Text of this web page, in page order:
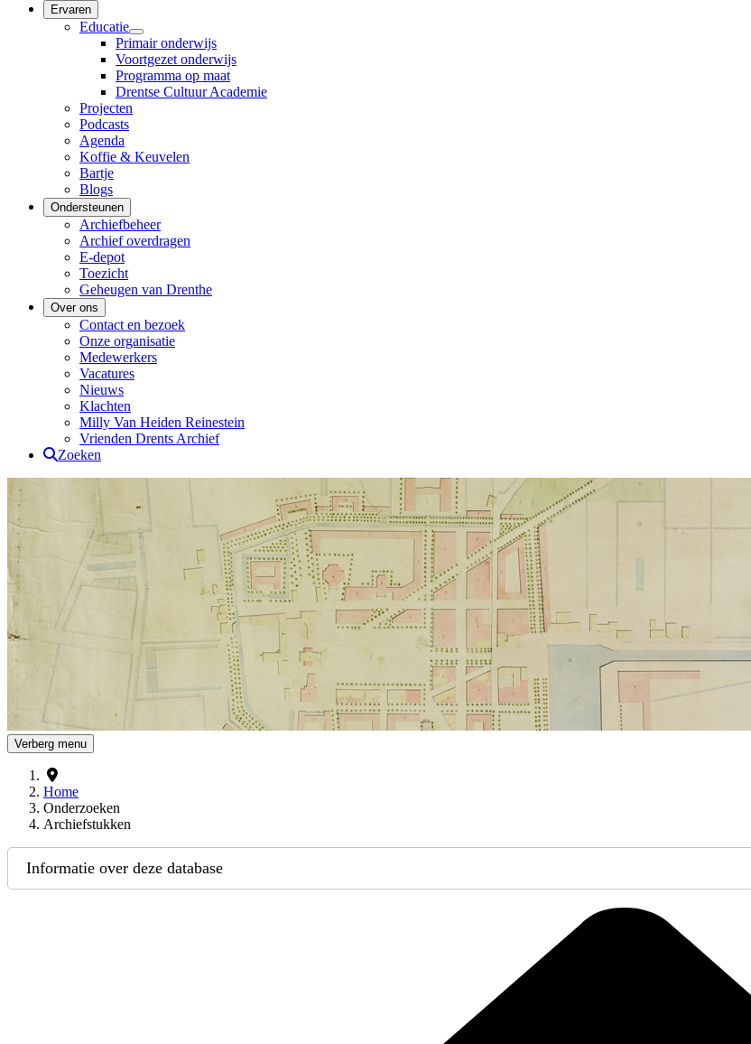
Ervaren
Educatie
Primair onderwijs
Voortgezet onderwijs
Programma op maat
Drentse Cultuur Academie
Projecten
Podcasts
Agenda
Koffie & Keuvelen
Bartje
Blogs
Ondersteunen
Archiefbeheer
Archief overdragen
E-depot
Toezicht
Geheugen van Drenthe
Over ons
Contact en bezoek
Onze organisatie
Medewerkers
Vacatures
Nieuws
Klachten
Milly Van Heiden Reinestein
Vrienden Drents Archief
Zoeken
Drents Archief
Verberg menu
Home
Onderzoeken
Archiefstukken
Informatie over deze database